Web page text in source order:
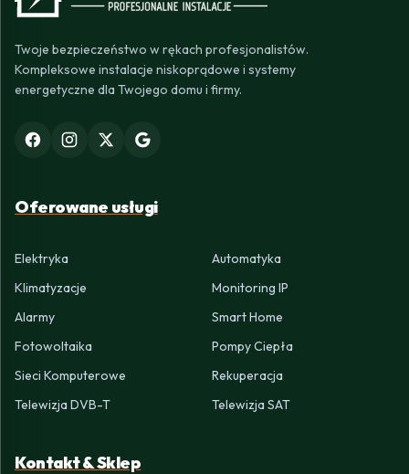
Twoje bezpieczeństwo w rękach profesjonalistów.
Kompleksowe instalacje niskoprądowe i systemy
energetyczne dla Twojego domu i firmy.
Oferowane usługi
Elektryka
Automatyka
Klimatyzacje
Monitoring IP
Alarmy
Smart Home
Fotowoltaika
Pompy Ciepła
Sieci Komputerowe
Rekuperacja
Telewizja DVB-T
Telewizja SAT
Kontakt & Sklep